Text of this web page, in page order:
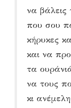
να βάλεις
που σου
κήρυκες
και να
τα
να τους
κι